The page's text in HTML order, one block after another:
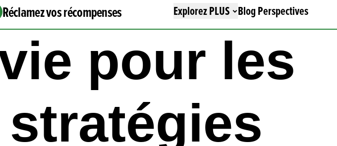
Réclamez vos récompenses Explorez PLUS Blog Perspectives
pour les